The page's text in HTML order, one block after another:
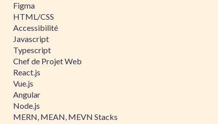
Figma
HTML/CSS
Accessibilité
Javascript
Typescript
Chef de Projet Web
React.js
Vue.js
Angular
Node.js
MERN, MEAN, MEVN Stacks